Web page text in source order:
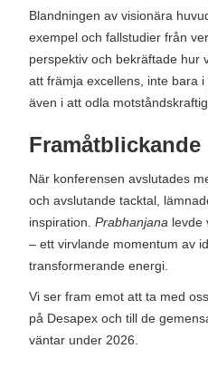
Blandningen av visionära
exempel och fallstudier från
perspektiv och bekräftade hur
att främja excellens, inte bara
även i att odla
Framåtblickande
När konferensen avslutades
och avslutande tacktal,
inspiration.Prabhanjana levde
– ett virvlande momentum av
transformerande energi.
Vi ser fram emot att ta med
på Desapex och till de
väntar under 2026.